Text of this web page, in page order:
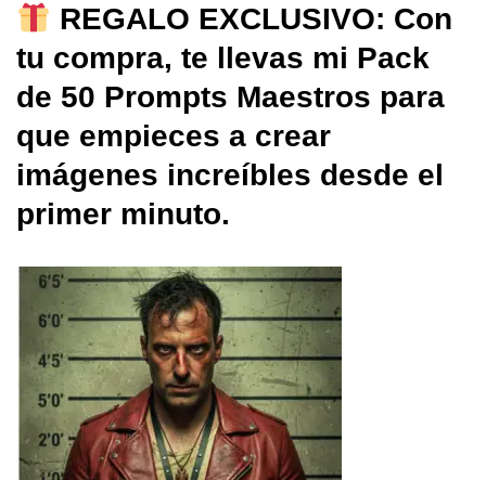
REGALO EXCLUSIVO: Con
tu compra, te llevas mi Pack
de 50 Prompts Maestros para
que empieces a crear
imágenes increíbles desde el
primer minuto.